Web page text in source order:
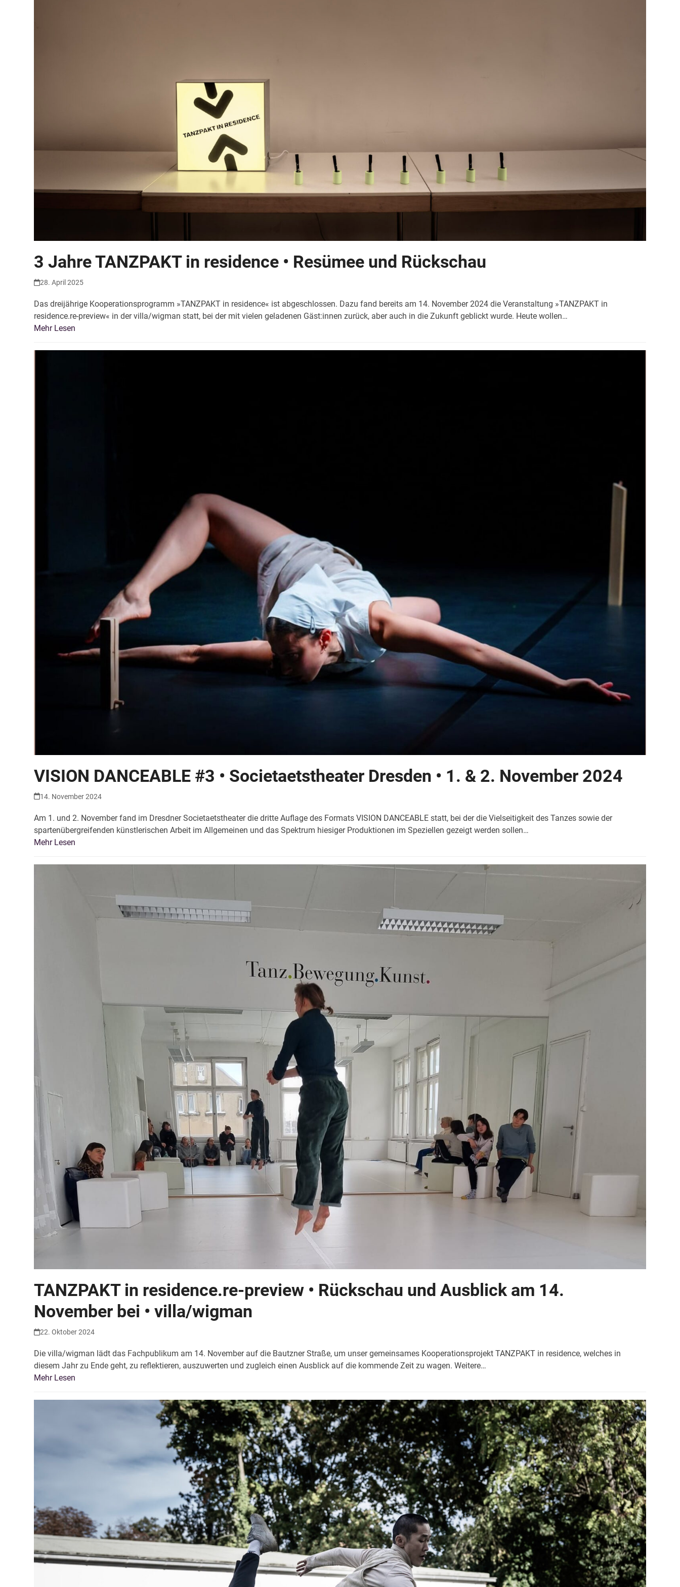
3 Jahre TANZPAKT in residence • Resümee und Rückschau
28. April 2025
Das dreijährige Kooperationsprogramm »TANZPAKT in residence« ist abgeschlossen. Dazu fand bereits am 14. November 2024 die Veranstaltung »TANZPAKT in
residence.re-preview« in der villa/wigman statt, bei der mit vielen geladenen Gäst:innen zurück, aber auch in die Zukunft geblickt wurde. Heute wollen…
Mehr Lesen
VISION DANCEABLE #3 • Societaetstheater Dresden • 1. & 2. November 2024
14. November 2024
Am 1. und 2. November fand im Dresdner Societaetstheater die dritte Auflage des Formats VISION DANCEABLE statt, bei der die Vielseitigkeit des Tanzes sowie der
spartenübergreifenden künstlerischen Arbeit im Allgemeinen und das Spektrum hiesiger Produktionen im Speziellen gezeigt werden sollen…
Mehr Lesen
TANZPAKT in residence.re-preview • Rückschau und Ausblick am 14.
November bei • villa/wigman
22. Oktober 2024
Die villa/wigman lädt das Fachpublikum am 14. November auf die Bautzner Straße, um unser gemeinsames Kooperationsprojekt TANZPAKT in residence, welches in
diesem Jahr zu Ende geht, zu reflektieren, auszuwerten und zugleich einen Ausblick auf die kommende Zeit zu wagen. Weitere…
Mehr Lesen